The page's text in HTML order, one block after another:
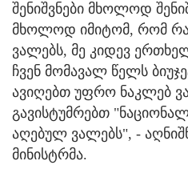
შენიშვნები მხოლოდ
მხოლოდ იმიტომ, რომ
ვალებს, მე კიდევ
ჩვენ მომავალ წელს
ავიღებთ უფრო ნაკლებ
გავისტუმრებთ
აღებულ ვალებს", -
მინისტრმა.